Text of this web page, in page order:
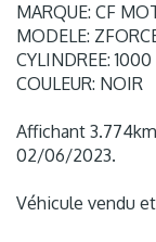
MARQUE: CF
MODELE:
CYLINDREE: 1000
COULEUR: NOIR
Affichant
02/06/2023.
Véhicule vendu